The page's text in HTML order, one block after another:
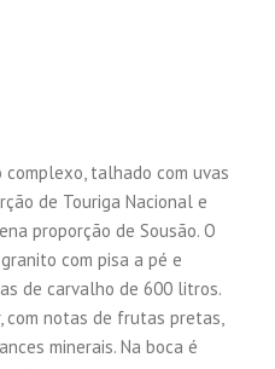
talhado com uvas
de Touriga Nacional e
proporção de Sousão. O
com pisa a pé e
de carvalho de 600 litros.
com notas de frutas pretas,
minerais. Na boca é